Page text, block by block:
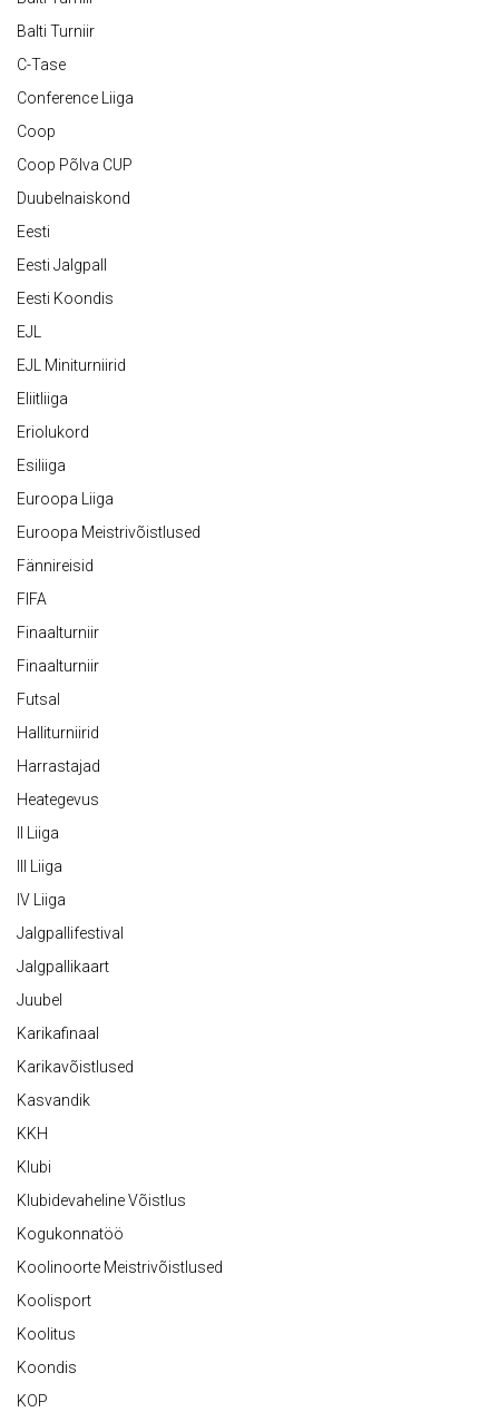
Balti Turniir
C-Tase
Conference Liiga
Coop
Coop Põlva CUP
Duubelnaiskond
Eesti
Eesti Jalgpall
Eesti Koondis
EJL
EJL Miniturniirid
Eliitliiga
Eriolukord
Esiliiga
Euroopa Liiga
Euroopa Meistrivõistlused
Fännireisid
FIFA
Finaalturniir
Finaalturniir
Futsal
Halliturniirid
Harrastajad
Heategevus
II Liiga
III Liiga
IV Liiga
Jalgpallifestival
Jalgpallikaart
Juubel
Karikafinaal
Karikavõistlused
Kasvandik
KKH
Klubi
Klubidevaheline Võistlus
Kogukonnatöö
Koolinoorte Meistrivõistlused
Koolisport
Koolitus
Koondis
KOP